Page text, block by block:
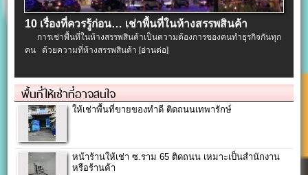
10 เรื่องที่ควรรู้ก่อน… เช่าพื้นที่ในห้างสรรพสินค้า
การเช่าพื้นที่ในห้างสรรพสินค้าเป็นความต้องการของคนทำธุรกิจกันทุก
คน ด้วยความที่ห้างสรรพสินค้า[อ่านต่อ]
พื้นที่ให้เช่าที่อาจสนใจ
ให้เช่าพื้นที่ขายของทำดี ติดถนนเทพารักษ์
หน้าร้านให้เช่า ซ.ราม 65 ติดถนน เหมาะเป็นสำนักงาน
หรือร้านค้า